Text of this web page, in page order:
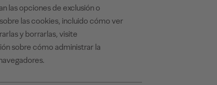
las opciones de exclusión o
las cookies, incluido cómo ver
y borrarlas, visite
sobre cómo administrar la